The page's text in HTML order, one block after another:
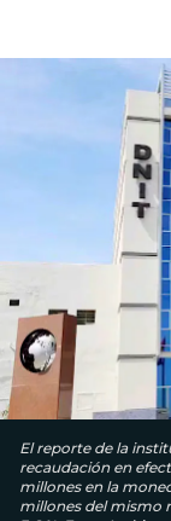
El reporte de la
recaudación en
millones en la
millones del mismo